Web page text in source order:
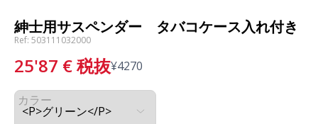
紳士用サスペンダー タバコケース入れ付き
Ref: 503111032000
25'87 €税抜¥4270
カラー